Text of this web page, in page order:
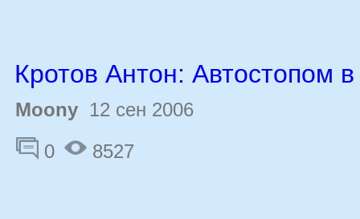
Кротов Антон: Автостопом
Moony 12 сен 2006
0
8527